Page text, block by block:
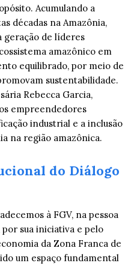
Acumulando a
décadas na Amazônia,
geração de líderes
amazônico em
equilibrado, por meio de
sustentabilidade.
Rebecca Garcia,
empreendedores
industrial e a inclusão
na região amazônica.
do Diálogo
à FGV, na pessoa
sua iniciativa e pelo
da Zona Franca de
um espaço fundamental